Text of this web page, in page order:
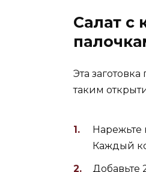
Салат с
Эта
таким
Нарежьте
Каждый
Добавьте